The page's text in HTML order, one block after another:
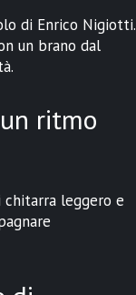
di Enrico Nigiotti.
un brano dal
ritmo
chitarra leggero e